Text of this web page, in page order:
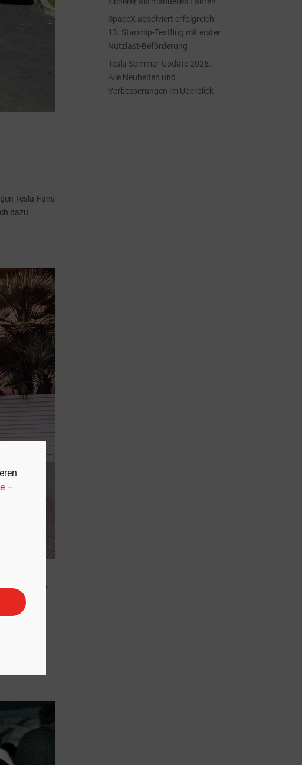
–
Tesla-Fans
dazu
S
junge
SpaceX absolviert erfolgreich
13. Starship-Testflug mit erster
Nutzlast-Beförderung
Tesla Sommer-Update 2026:
Alle Neuheiten und
Verbesserungen im Überblick